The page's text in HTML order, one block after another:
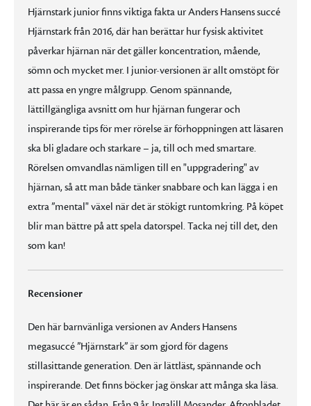
Hjärnstark junior finns viktiga fakta ur Anders Hansens succé
Hjärnstark från 2016, där han berättar hur fysisk aktivitet
påverkar hjärnan när det gäller koncentration, mående,
sömn och mycket mer. I junior-versionen är allt omstöpt för
att passa en yngre målgrupp. Genom spännande,
lättillgängliga avsnitt om hur hjärnan fungerar och
inspirerande tips för mer rörelse är förhoppningen att läsaren
ska bli gladare och starkare – ja, till och med smartare.
Rörelsen omvandlas nämligen till en "uppgradering" av
hjärnan, så att man både tänker snabbare och kan lägga i en
extra ”mental" växel när det är stökigt runtomkring. På köpet
blir man bättre på att spela datorspel. Tacka nej till det, den
som kan!
Recensioner
Den här barnvänliga versionen av Anders Hansens
megasuccé ”Hjärnstark” är som gjord för dagens
stillasittande generation. Den är lättläst, spännande och
inspirerande. Det finns böcker jag önskar att många ska läsa.